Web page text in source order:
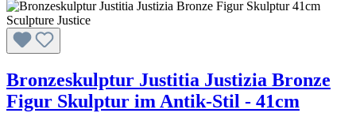
Bronzeskulptur Justitia Justizia Bronze
Figur Skulptur im Antik-Stil - 41cm